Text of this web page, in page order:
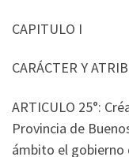
CAPITULO I
CARÁCTER Y
ARTICULO 25°:
Provincia de
ámbito el gobierno